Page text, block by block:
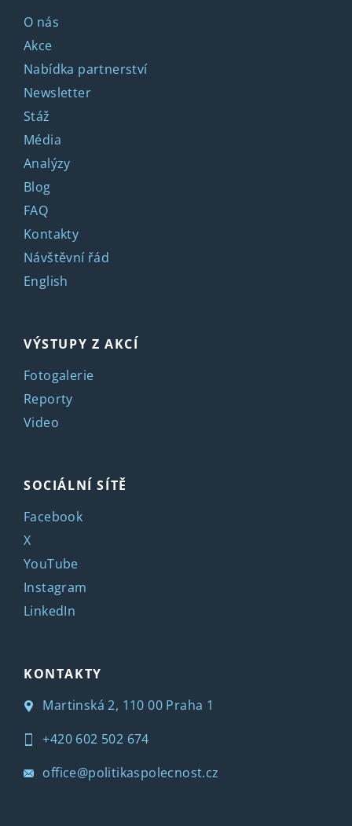
O nás
Akce
Nabídka partnerství
Newsletter
Stáž
Média
Analýzy
Blog
FAQ
Kontakty
Návštěvní řád
English
VÝSTUPY Z AKCÍ
Fotogalerie
Reporty
Video
SOCIÁLNÍ SÍTĚ
Facebook
X
YouTube
Instagram
LinkedIn
KONTAKTY
Martinská 2, 110 00 Praha 1
+420 602 502 674
office@politikaspolecnost.cz